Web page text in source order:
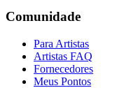
Comunidade
Para Artistas
Artistas FAQ
Fornecedores
Meus Pontos